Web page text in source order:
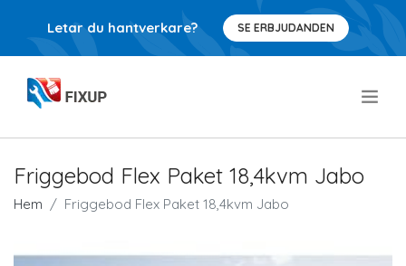
Letar du hantverkare? SE ERBJUDANDEN
Friggebod Flex Paket 18,4kvm Jabo
Hem Friggebod Flex Paket 18,4kvm Jabo